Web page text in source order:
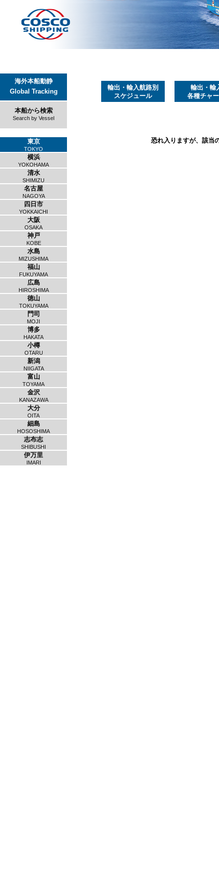
海外本船動静
Global Tracking
本船から検索
Search by Vessel
東京
TOKYO
横浜
YOKOHAMA
清水
SHIMIZU
名古屋
NAGOYA
四日市
YOKKAICHI
大阪
OSAKA
神戸
KOBE
水島
MIZUSHIMA
福山
FUKUYAMA
広島
HIROSHIMA
徳山
TOKUYAMA
門司
MOJI
博多
HAKATA
小樽
OTARU
新潟
NIIGATA
富山
TOYAMA
金沢
KANAZAWA
大分
OITA
細島
HOSOSHIMA
志布志
SHIBUSHI
伊万里
IMARI
輸出・輸入航路別
スケジュール
輸出・輸
各種チャ
恐れ入りますが、該当